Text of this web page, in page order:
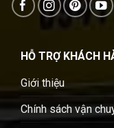
HỖ TRỢ KHÁCH
Giới thiệu
Chính sách vận